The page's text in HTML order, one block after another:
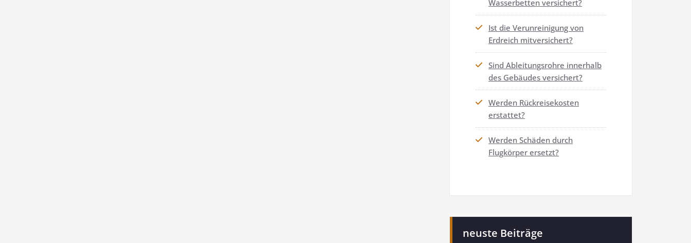
Wasserbetten versichert?
Ist die Verunreinigung von
Erdreich mitversichert?
Sind Ableitungsrohre innerhalb
des Gebäudes versichert?
Werden Rückreisekosten
erstattet?
Werden Schäden durch
Flugkörper ersetzt?
neuste Beiträge